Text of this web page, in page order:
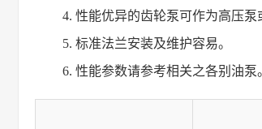
性能优异的齿轮泵可作为高压泵
标准法兰安装及维护容易。
性能参数请参考相关之各别油泵